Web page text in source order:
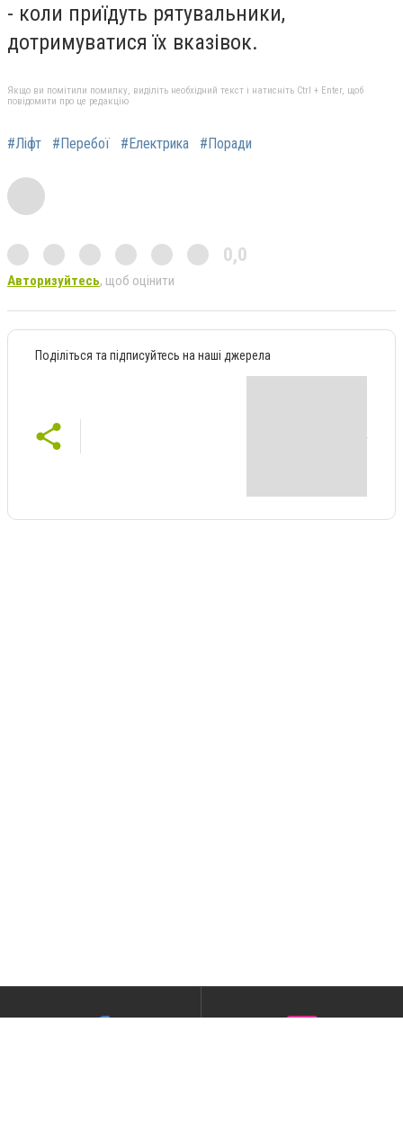
- коли приїдуть рятувальники,
дотримуватися їх вказівок.
Якщо ви помітили помилку, виділіть необхідний текст і натисніть Ctrl + Enter, щоб
повідомити про це редакцію
#Ліфт #Перебої #Електрика #Поради
0,0
Авторизуйтесь, щоб оцінити
Поділіться та підписуйтесь на наші джерела